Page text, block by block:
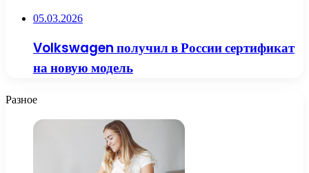
05.03.2026
Volkswagen получил в России сертификат
на новую модель
Разное